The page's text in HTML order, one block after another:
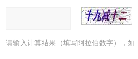
请输入计算结果（填写阿拉伯数字），如